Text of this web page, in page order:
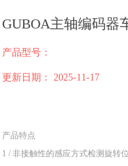
GUBOA主轴编码器
产品型号：
更新日期： 2025-11-17
产品特点
1 / 非接触性的感应方式检测旋转